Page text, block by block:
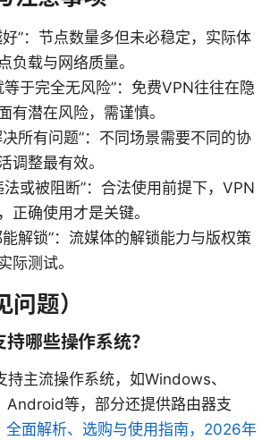
”：节点数量多但未必稳定，实际体
负载与网络质量。
等于完全无风险”：免费VPN往往在隐
有潜在风险，需谨慎。
所有问题”：不同场景需要不同的协
调整最有效。
法或被阻断”：合法使用前提下，VPN
正确使用才是关键。
解锁”：流媒体的解锁能力与版权策
际测试。
问题）
哪些操作系统？
持主流操作系统，如Windows、
Android等，部分还提供路由器支
全面解析、选购与使用指南，2026年